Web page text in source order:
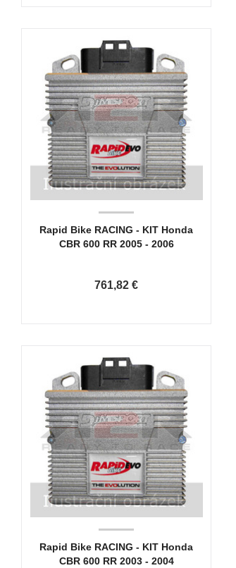
Rapid Bike RACING - KIT Honda
CBR 600 RR 2005 - 2006
761,82 €
Rapid Bike RACING - KIT Honda
CBR 600 RR 2003 - 2004